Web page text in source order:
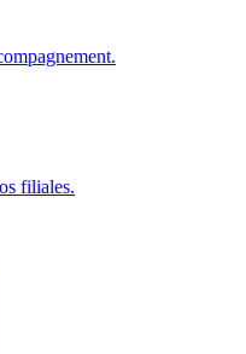
filiales.